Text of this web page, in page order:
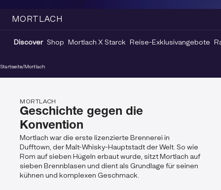
MORTLACH
Discover Shop Mortlach X Starck Reise-Exklusivangebote
Startseite/Mortlach
MORTLACH
Geschichte gegen die
Konvention
Mortlach war die erste lizenzierte Brennerei in
Dufftown, der Malt-Whisky-Hauptstadt der Welt. So wie
Rom auf sieben Hügeln erbaut wurde, sitzt Mortlach auf
sieben Brennblasen und dient als Grundlage für seinen
kühnen und komplexen Geschmack.